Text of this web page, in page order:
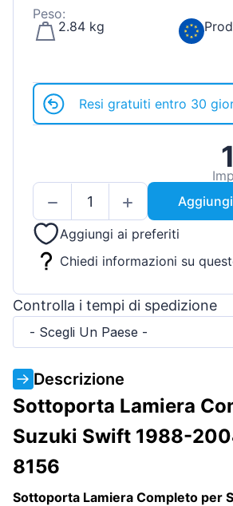
Peso:
2.84 kg
Resi gratuiti entro 30
Aggiungi ai preferiti
Chiedi informazioni su
Controlla i tempi di spedizione
- Scegli Un Paese -
Descrizione
Sottoporta Lamiera
Suzuki Swift 1988-
8156
Sottoporta Lamiera Completo per